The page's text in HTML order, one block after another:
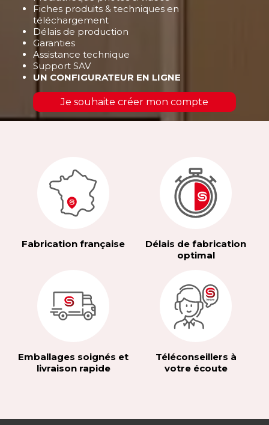
Fiches produits & techniques en
téléchargement
Délais de production
Garanties
Assistance technique
Support SAV
UN CONFIGURATEUR EN LIGNE
Je souhaite créer mon compte
Fabrication française
Délais de fabrication
optimal
Emballages soignés et
livraison rapide
Téléconseillers à
votre écoute